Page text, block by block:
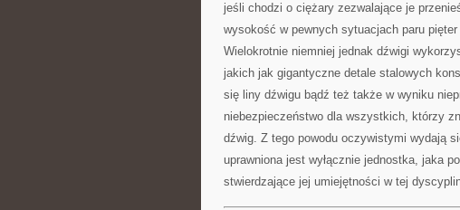
jeśli chodzi o ciężary zezwalające je
wysokość w pewnych sytuacjach paru
Wielokrotnie niemniej jednak dźwigi
jakich jak gigantyczne detale stalowych
się liny dźwigu bądź też także w wyniku
niebezpieczeństwo dla wszystkich, którzy
dźwig. Z tego powodu oczywistymi wydają
uprawniona jest wyłącznie jednostka, jaka
stwierdzające jej umiejętności w tej